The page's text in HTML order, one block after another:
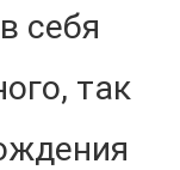
себя
так